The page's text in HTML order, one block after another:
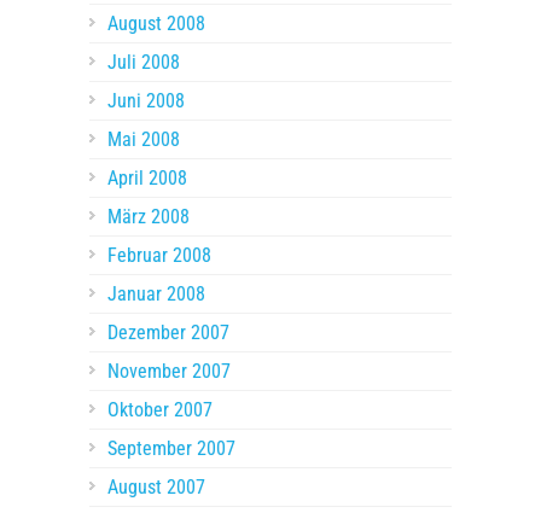
August 2008
Juli 2008
Juni 2008
Mai 2008
April 2008
März 2008
Februar 2008
Januar 2008
Dezember 2007
November 2007
Oktober 2007
September 2007
August 2007